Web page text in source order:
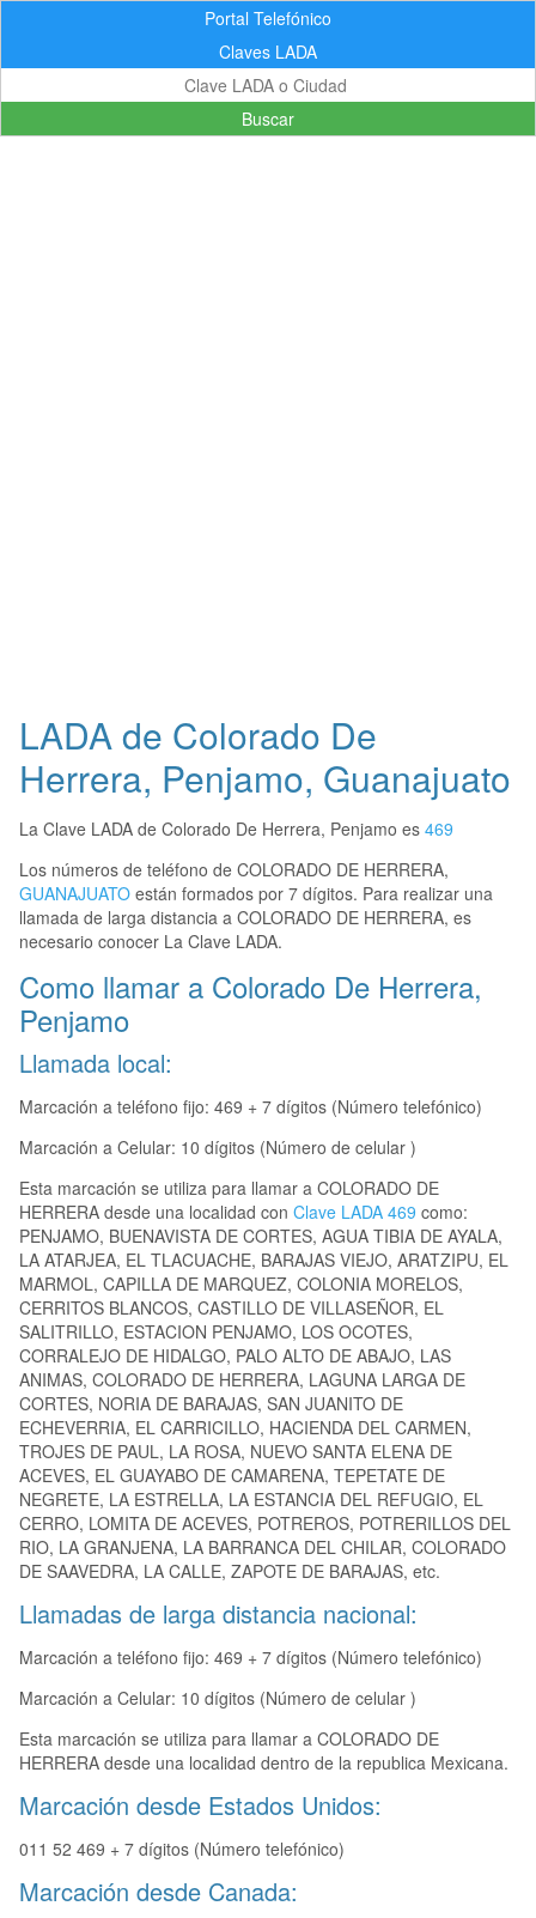
Portal Telefónico
Claves LADA
Buscar
LADA de Colorado De
Herrera, Penjamo, Guanajuato
La Clave LADA de Colorado De Herrera, Penjamo es 469
Los números de teléfono de COLORADO DE HERRERA,
GUANAJUATO están formados por 7 dígitos. Para realizar una
llamada de larga distancia a COLORADO DE HERRERA, es
necesario conocer La Clave LADA.
Como llamar a Colorado De Herrera,
Penjamo
Llamada local:
Marcación a teléfono fijo: 469 + 7 dígitos (Número telefónico)
Marcación a Celular: 10 dígitos (Número de celular )
Esta marcación se utiliza para llamar a COLORADO DE
HERRERA desde una localidad con Clave LADA 469 como:
PENJAMO, BUENAVISTA DE CORTES, AGUA TIBIA DE AYALA,
LA ATARJEA, EL TLACUACHE, BARAJAS VIEJO, ARATZIPU, EL
MARMOL, CAPILLA DE MARQUEZ, COLONIA MORELOS,
CERRITOS BLANCOS, CASTILLO DE VILLASEÑOR, EL
SALITRILLO, ESTACION PENJAMO, LOS OCOTES,
CORRALEJO DE HIDALGO, PALO ALTO DE ABAJO, LAS
ANIMAS, COLORADO DE HERRERA, LAGUNA LARGA DE
CORTES, NORIA DE BARAJAS, SAN JUANITO DE
ECHEVERRIA, EL CARRICILLO, HACIENDA DEL CARMEN,
TROJES DE PAUL, LA ROSA, NUEVO SANTA ELENA DE
ACEVES, EL GUAYABO DE CAMARENA, TEPETATE DE
NEGRETE, LA ESTRELLA, LA ESTANCIA DEL REFUGIO, EL
CERRO, LOMITA DE ACEVES, POTREROS, POTRERILLOS DEL
RIO, LA GRANJENA, LA BARRANCA DEL CHILAR, COLORADO
DE SAAVEDRA, LA CALLE, ZAPOTE DE BARAJAS, etc.
Llamadas de larga distancia nacional:
Marcación a teléfono fijo: 469 + 7 dígitos (Número telefónico)
Marcación a Celular: 10 dígitos (Número de celular )
Esta marcación se utiliza para llamar a COLORADO DE
HERRERA desde una localidad dentro de la republica Mexicana.
Marcación desde Estados Unidos:
011 52 469 + 7 dígitos (Número telefónico)
Marcación desde Canada: